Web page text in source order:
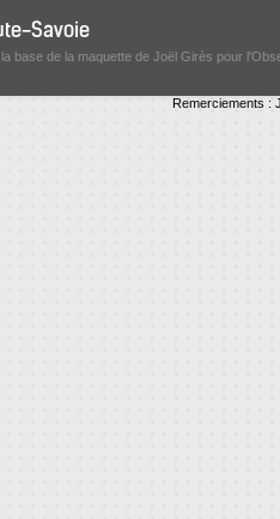
base de la maquette de Joël Girès pour
Remerciements :